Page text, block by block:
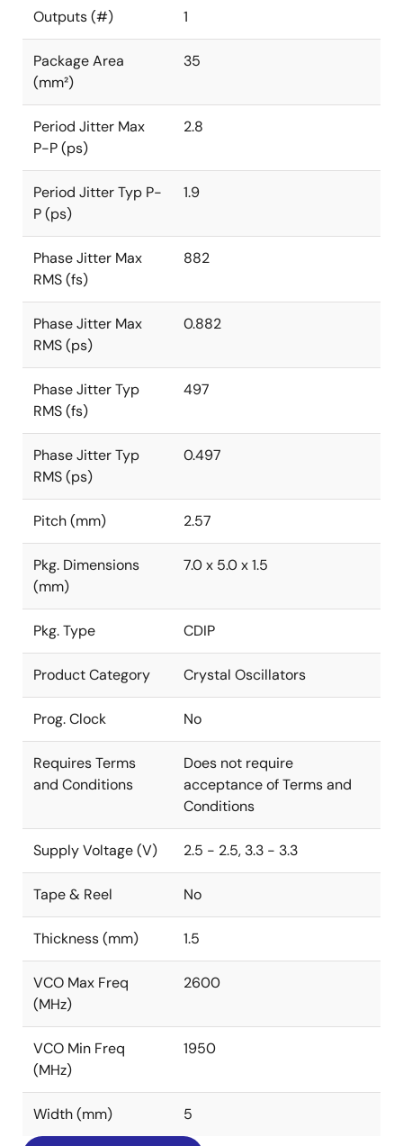
Outputs (#) 1
Package Area
(mm²)
35
Period Jitter Max
P-P (ps)
2.8
Period Jitter Typ P-
P (ps)
1.9
Phase Jitter Max
RMS (fs)
882
Phase Jitter Max
RMS (ps)
0.882
Phase Jitter Typ
RMS (fs)
497
Phase Jitter Typ
RMS (ps)
0.497
Pitch (mm) 2.57
Pkg. Dimensions
(mm)
7.0 x 5.0 x 1.5
Pkg. Type CDIP
Product Category Crystal Oscillators
Prog. Clock No
Requires Terms
and Conditions
Does not require
acceptance of Terms and
Conditions
Supply Voltage (V) 2.5 - 2.5, 3.3 - 3.3
Tape & Reel No
Thickness (mm) 1.5
VCO Max Freq
(MHz)
2600
VCO Min Freq
(MHz)
1950
Width (mm) 5